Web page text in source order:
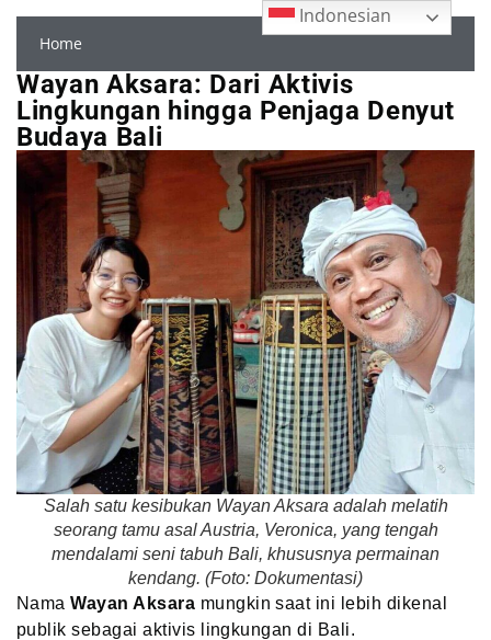
Home
Wayan Aksara: Dari Aktivis
Lingkungan hingga Penjaga Denyut
Budaya Bali
Salah satu kesibukan Wayan Aksara adalah melatih
seorang tamu asal Austria, Veronica, yang tengah
mendalami seni tabuh Bali, khususnya permainan
kendang. (Foto: Dokumentasi)
NamaWayan Aksara mungkin saat ini lebih dikenal
publik sebagai aktivis lingkungan di Bali.
Indonesian